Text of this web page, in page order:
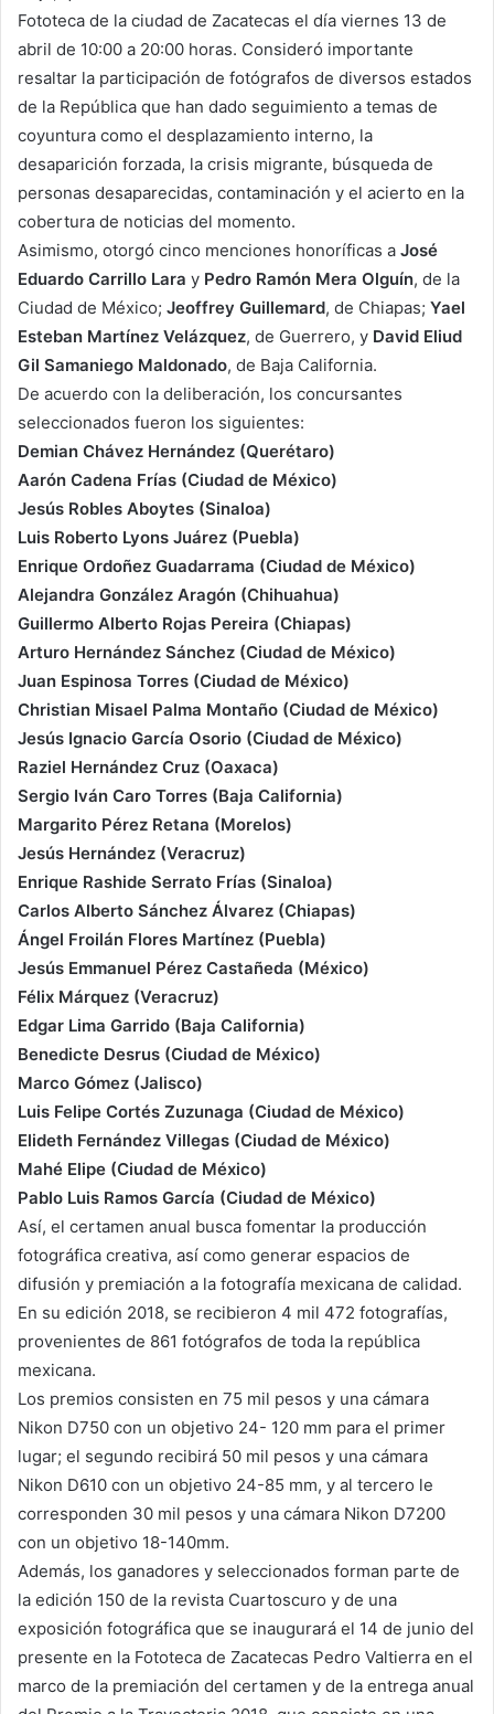
Fototeca de la ciudad de Zacatecas el día viernes 13 de
abril de 10:00 a 20:00 horas. Consideró importante
resaltar la participación de fotógrafos de diversos estados
de la República que han dado seguimiento a temas de
coyuntura como el desplazamiento interno, la
desaparición forzada, la crisis migrante, búsqueda de
personas desaparecidas, contaminación y el acierto en la
cobertura de noticias del momento.
Asimismo, otorgó cinco menciones honoríficas a José
Eduardo Carrillo Lara y Pedro Ramón Mera Olguín, de la
Ciudad de México; Jeoffrey Guillemard, de Chiapas; Yael
Esteban Martínez Velázquez, de Guerrero, y David Eliud
Gil Samaniego Maldonado, de Baja California.
De acuerdo con la deliberación, los concursantes
seleccionados fueron los siguientes:
Demian Chávez Hernández (Querétaro)
Aarón Cadena Frías (Ciudad de México)
Jesús Robles Aboytes (Sinaloa)
Luis Roberto Lyons Juárez (Puebla)
Enrique Ordoñez Guadarrama (Ciudad de México)
Alejandra González Aragón (Chihuahua)
Guillermo Alberto Rojas Pereira (Chiapas)
Arturo Hernández Sánchez (Ciudad de México)
Juan Espinosa Torres (Ciudad de México)
Christian Misael Palma Montaño (Ciudad de México)
Jesús Ignacio García Osorio (Ciudad de México)
Raziel Hernández Cruz (Oaxaca)
Sergio Iván Caro Torres (Baja California)
Margarito Pérez Retana (Morelos)
Jesús Hernández (Veracruz)
Enrique Rashide Serrato Frías (Sinaloa)
Carlos Alberto Sánchez Álvarez (Chiapas)
Ángel Froilán Flores Martínez (Puebla)
Jesús Emmanuel Pérez Castañeda (México)
Félix Márquez (Veracruz)
Edgar Lima Garrido (Baja California)
Benedicte Desrus (Ciudad de México)
Marco Gómez (Jalisco)
Luis Felipe Cortés Zuzunaga (Ciudad de México)
Elideth Fernández Villegas (Ciudad de México)
Mahé Elipe (Ciudad de México)
Pablo Luis Ramos García (Ciudad de México)
Así, el certamen anual busca fomentar la producción
fotográfica creativa, así como generar espacios de
difusión y premiación a la fotografía mexicana de calidad.
En su edición 2018, se recibieron 4 mil 472 fotografías,
provenientes de 861 fotógrafos de toda la república
mexicana.
Los premios consisten en 75 mil pesos y una cámara
Nikon D750 con un objetivo 24- 120 mm para el primer
lugar; el segundo recibirá 50 mil pesos y una cámara
Nikon D610 con un objetivo 24-85 mm, y al tercero le
corresponden 30 mil pesos y una cámara Nikon D7200
con un objetivo 18-140mm.
Además, los ganadores y seleccionados forman parte de
la edición 150 de la revista Cuartoscuro y de una
exposición fotográfica que se inaugurará el 14 de junio del
presente en la Fototeca de Zacatecas Pedro Valtierra en el
marco de la premiación del certamen y de la entrega anual